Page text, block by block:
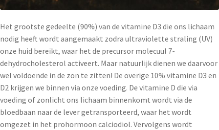
Het grootste gedeelte (90%) van de vitamine D3 die ons lichaam
nodig heeft wordt aangemaakt zodra ultraviolette straling (UV)
onze huid bereikt, waar het de precursor molecuul 7-
dehydrocholesterol activeert. Maar natuurlijk dienen we daarvoor
wel voldoende in de zon te zitten! De overige 10% vitamine D3 en
D2 krijgen we binnen via onze voeding. De vitamine D die via
voeding of zonlicht ons lichaam binnenkomt wordt via de
bloedbaan naar de lever getransporteerd, waar het wordt
omgezet in het prohormoon calciodiol. Vervolgens wordt